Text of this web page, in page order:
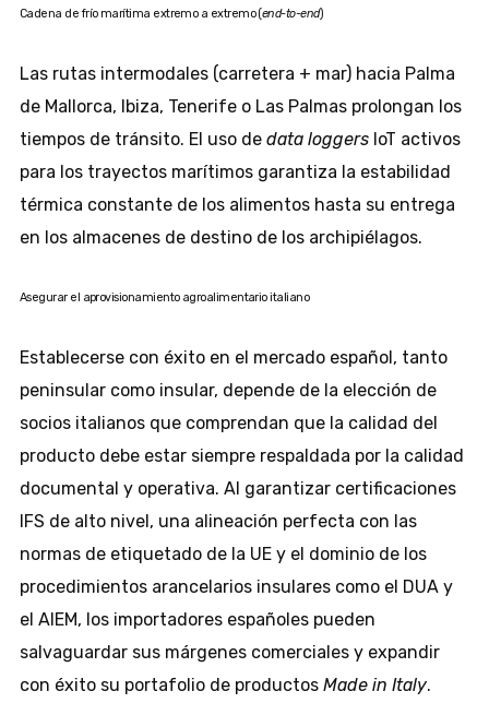
Cadena de frío marítima extremo a extremo (end-to-end)
Las rutas intermodales (carretera + mar) hacia Palma
de Mallorca, Ibiza, Tenerife o Las Palmas prolongan los
tiempos de tránsito. El uso de data loggers IoT activos
para los trayectos marítimos garantiza la estabilidad
térmica constante de los alimentos hasta su entrega
en los almacenes de destino de los archipiélagos.
Asegurar el aprovisionamiento agroalimentario italiano
Establecerse con éxito en el mercado español, tanto
peninsular como insular, depende de la elección de
socios italianos que comprendan que la calidad del
producto debe estar siempre respaldada por la calidad
documental y operativa. Al garantizar certificaciones
IFS de alto nivel, una alineación perfecta con las
normas de etiquetado de la UE y el dominio de los
procedimientos arancelarios insulares como el DUA y
el AIEM, los importadores españoles pueden
salvaguardar sus márgenes comerciales y expandir
con éxito su portafolio de productos Made in Italy.